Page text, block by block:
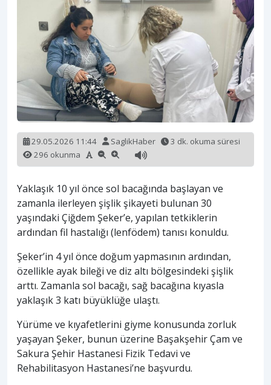
29.05.2026 11:44 SaglikHaber
3 dk. okuma süresi
296 okunma
Yaklaşık 10 yıl önce sol bacağında başlayan ve
zamanla ilerleyen şişlik şikayeti bulunan 30
yaşındaki Çiğdem Şeker’e, yapılan tetkiklerin
ardından fil hastalığı (lenfödem) tanısı konuldu.
Şeker’in 4 yıl önce doğum yapmasının ardından,
özellikle ayak bileği ve diz altı bölgesindeki şişlik
arttı. Zamanla sol bacağı, sağ bacağına kıyasla
yaklaşık 3 katı büyüklüğe ulaştı.
Yürüme ve kıyafetlerini giyme konusunda zorluk
yaşayan Şeker, bunun üzerine Başakşehir Çam ve
Sakura Şehir Hastanesi Fizik Tedavi ve
Rehabilitasyon Hastanesi’ne başvurdu.